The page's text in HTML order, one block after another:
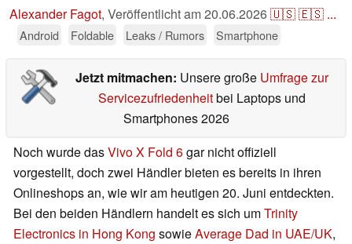
Alexander Fagot, Veröffentlicht am20.06.2026🇺🇸🇪🇸 ...
Android Foldable Leaks / Rumors Smartphone
Jetzt mitmachen: Unsere große Umfrage zur
Servicezufriedenheitbei Laptops und
Smartphones 2026
Noch wurde dasVivo X Fold 6gar nicht offiziell
vorgestellt, doch zwei Händler bieten es bereits in ihren
Onlineshops an, wie wir am heutigen 20. Juni entdeckten.
Bei den beiden Händlern handelt es sich umTrinity
Electronics in Hong Kong sowieAverage Dad in UAE/UK,